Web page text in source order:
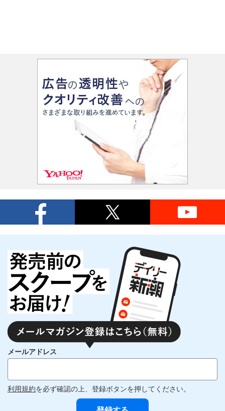
メールアドレス
利用規約を必ず確認の上、登録ボタンを押してください。